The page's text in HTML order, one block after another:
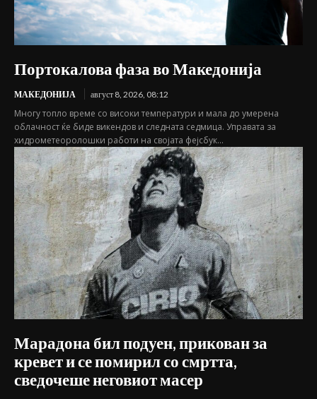
Портокалова фаза во Македонија
МАКЕДОНИЈА август 8, 2026, 08:12
Многу топло време со високи температури и мала до умерена
облачност ќе биде викендов и следната седмица. Управата за
хидрометеоролошки работи на својата фејсбук...
Марадона бил подуен, прикован за
кревет и се помирил со смртта,
сведочеше неговиот масер